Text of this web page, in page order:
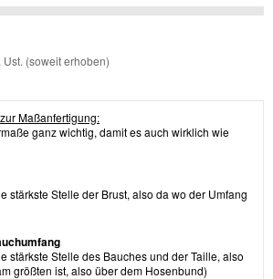
Ust. (soweit erhoben)
Maßanfertigung:
ganz wichtig, damit es auch wirklich wie
stärkste Stelle der Brust, also da wo der Umfang
stärkste Stelle des Bauches und der Taille, also
größten ist, also über dem Hosenbund)